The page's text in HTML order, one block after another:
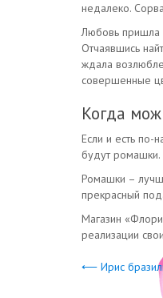
недалеко.
Любовь пришла
Отчаявшись
ждала
совершенные
Когда
Если и есть по-
будут ромашки.
Ромашки –
прекрасный
Магазин
реализации
⟵ Ирис